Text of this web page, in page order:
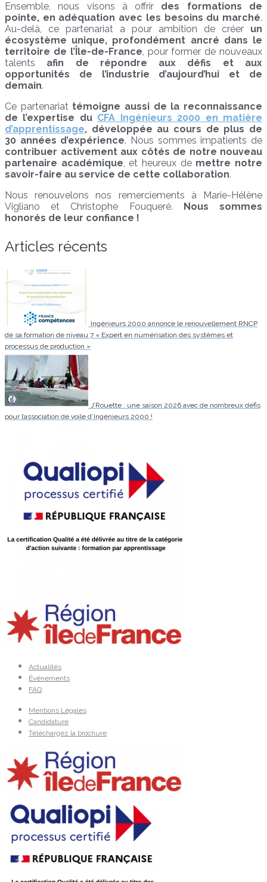
Ensemble, nous visons à offrir des formations de
pointe, en adéquation avec les besoins du marché.
Au-delà, ce partenariat a pour ambition de créer un
écosystème unique, profondément ancré dans le
territoire de l’Île-de-France, pour former de nouveaux
talents afin de répondre aux défis et aux
opportunités de l’industrie d’aujourd’hui et de
demain.
Ce partenariat témoigne aussi de la reconnaissance
de l’expertise du CFA Ingénieurs 2000 en matière
d’apprentissage, développée au cours de plus de
30 années d’expérience. Nous sommes impatients de
contribuer activement aux côtés de notre nouveau
partenaire académique, et heureux demettre notre
savoir-faire au service de cette collaboration.
Nous renouvelons nos remerciements à Marie-Hélène
Vigliano et Christophe Fouqueré.
Nous sommes
honorés de leur confiance !
Articles récents
Ingénieurs 2000 annonce le renouvellement RNCP
de sa formation de niveau 7 « Expert en numérisation des systèmes et
processus de production »
J’Rouette : une saison 2026 avec de nombreux défis
pour l’association de voile d’Ingénieurs 2000 !
Actualités
Événements
FAQ
Mentions Légales
Candidature
Téléchargez la brochure